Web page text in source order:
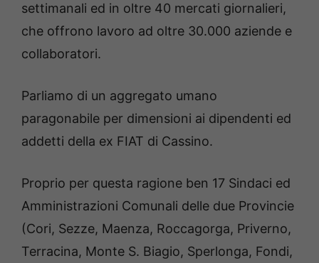
settimanali ed in oltre 40 mercati giornalieri,
che offrono lavoro ad oltre 30.000 aziende e
collaboratori.
Parliamo di un aggregato umano
paragonabile per dimensioni ai dipendenti ed
addetti della ex FIAT di Cassino.
Proprio per questa ragione ben 17 Sindaci ed
Amministrazioni Comunali delle due Provincie
(Cori, Sezze, Maenza, Roccagorga, Priverno,
Terracina, Monte S. Biagio, Sperlonga, Fondi,